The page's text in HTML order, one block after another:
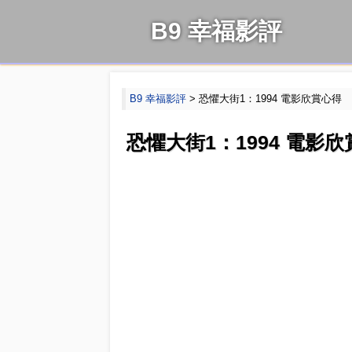
B9 幸福影評
B9 幸福影評> 恐懼大街1：1994 電影欣賞心得
恐懼大街1：1994 電影欣